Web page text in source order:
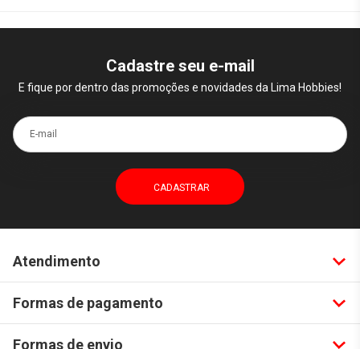
Cadastre seu e-mail
E fique por dentro das promoções e novidades da Lima Hobbies!
E-mail
Atendimento
Formas de pagamento
Formas de envio